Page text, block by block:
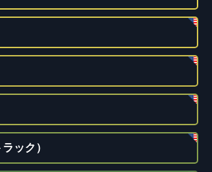
ック）